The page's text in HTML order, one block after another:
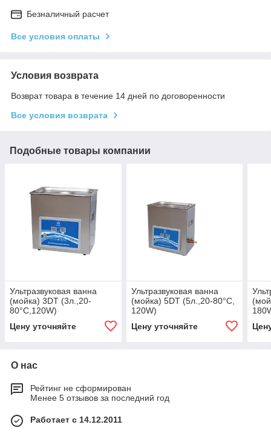
Безналичный расчет
Все условия оплаты
Условия возврата
Возврат товара в течение 14 дней по договоренности
Все условия возврата
Подобные товары компании
Ультразвуковая ванна
(мойка) 3DT (3л.,20-
80°C,120W)
Цену уточняйте
Ультразвуковая ванна
(мойка) 5DT (5л.,20-80°C,
120W)
Цену уточняйте
О нас
Рейтинг не сформирован
Менее 5 отзывов за последний год
Работает с 14.12.2011